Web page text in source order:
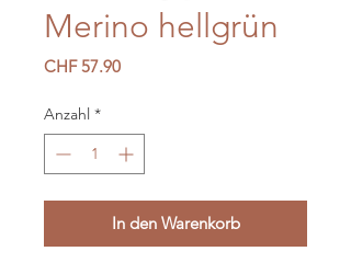
Merino hellgrün
CHF 57.90Preis
Anzahl *
In den Warenkorb